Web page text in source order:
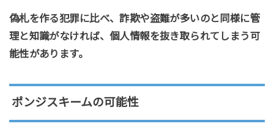
偽札を作る犯罪に比べ、詐欺や盗難が多いのと同様に管
理と知識がなければ、個人情報を抜き取られてしまう可
能性があります。
ポンジスキームの可能性